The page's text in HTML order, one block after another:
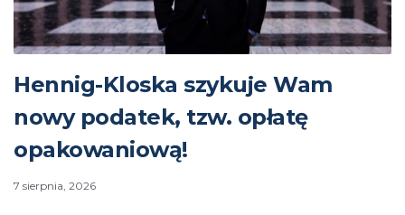
Hennig-Kloska szykuje Wam
nowy podatek, tzw. opłatę
opakowaniową!
7 sierpnia, 2026